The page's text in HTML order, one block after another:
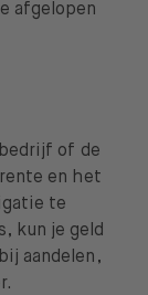
afgelopen
of de
en het
te
kun je geld
aandelen,